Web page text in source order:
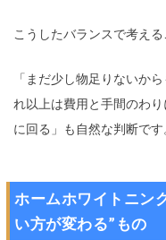
こうしたバランスで考える
「まだ少し物足りないか
れ以上は費用と手間のわ
に回る」も自然な判断です
ホームホワイトニン
い方が変わる”もの